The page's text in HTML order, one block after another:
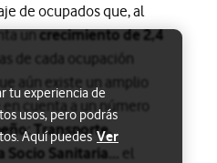
de ocupados que, al
uncrecimiento de 2,4
de cada ocupación
aún existe un amplio
cuenta a un número
Transporte,
Sanitaria… el
tu experiencia de
usos, pero podrás
Aquí puedes Ver